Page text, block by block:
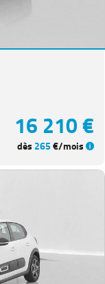
16 210 €
dès 265€/mois